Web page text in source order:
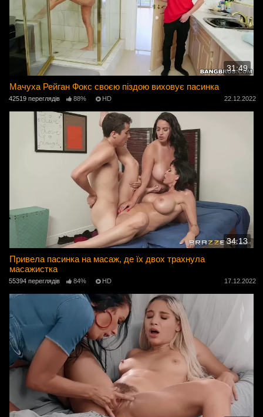
31:49
Мачуха Рейган Фокс своєю піздою виховує пасинка
42519 переглядів 88% HD 22.12.2022
34:13
Привела пасинка на масаж, де їх двох трахнула
масажистка
55394 переглядів 84% HD 17.12.2022